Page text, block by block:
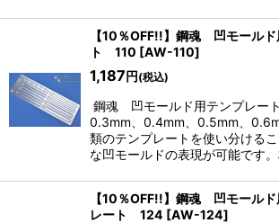
【10％OFF!!】鋼魂 凹モール
ト 110 [AW-110]
1,187 円 (税込)
鋼魂 凹モールド用テンプレー
0.3mm、0.4mm、0.5mm、
類のテンプレートを使い分ける
な凹モールドの表現が可能です
【10％OFF!!】鋼魂 凹モール
レート 124 [AW-124]